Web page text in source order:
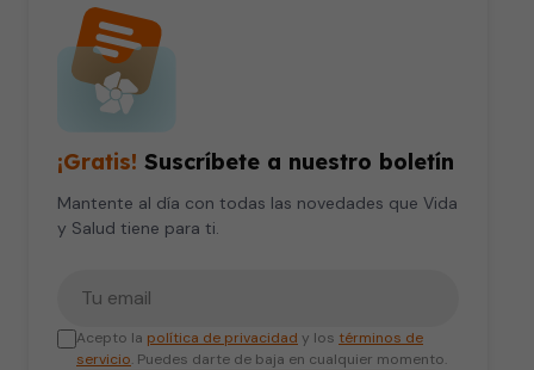
¡Gratis! Suscríbete a nuestro boletín
Mantente al día con todas las novedades que Vida
y Salud tiene para ti.
Acepto la política de privacidad y los términos de
servicio. Puedes darte de baja en cualquier momento.